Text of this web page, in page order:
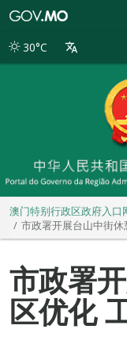
别
30°C
澳门特别行政区政府入口
市政署开展台山中街
市政署
区优化